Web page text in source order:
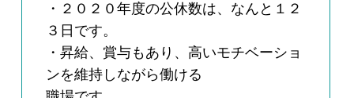
・２０２０年度の公休数は、なんと１２
３日です。
・昇給、賞与もあり、高いモチベーショ
ンを維持しながら働ける